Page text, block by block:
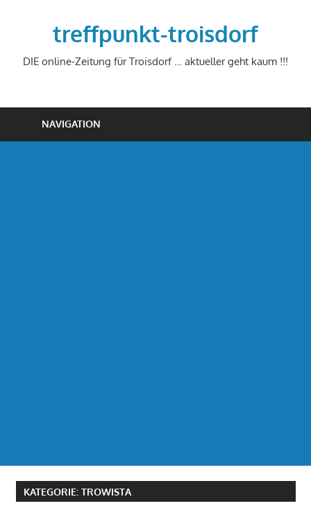
treffpunkt-troisdorf
DIE online-Zeitung für Troisdorf … aktueller geht kaum !!!
NAVIGATION
KATEGORIE: TROWISTA